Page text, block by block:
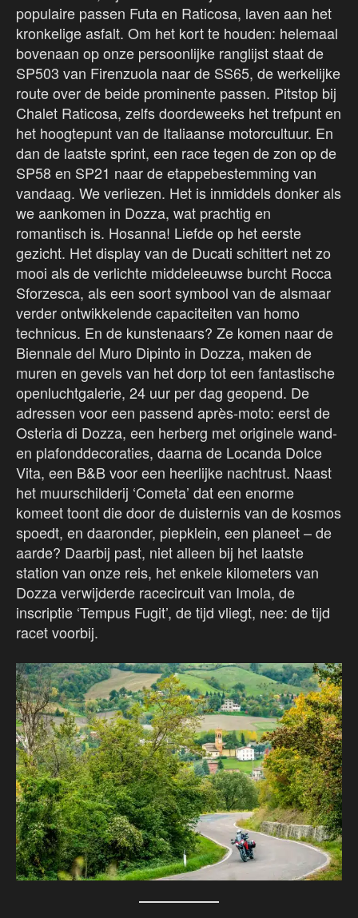
populaire passen Futa en Raticosa, laven aan het
kronkelige asfalt. Om het kort te houden: helemaal
bovenaan op onze persoonlijke ranglijst staat de
SP503 van Firenzuola naar de SS65, de werkelijke
route over de beide prominente passen. Pitstop bij
Chalet Raticosa, zelfs doordeweeks het trefpunt en
het hoogtepunt van de Italiaanse motorcultuur. En
dan de laatste sprint, een race tegen de zon op de
SP58 en SP21 naar de etappebestemming van
vandaag. We verliezen. Het is inmiddels donker als
we aankomen in Dozza, wat prachtig en
romantisch is. Hosanna! Liefde op het eerste
gezicht. Het display van de Ducati schittert net zo
mooi als de verlichte middeleeuwse burcht Rocca
Sforzesca, als een soort symbool van de alsmaar
verder ontwikkelende capaciteiten van homo
technicus. En de kunstenaars? Ze komen naar de
Biennale del Muro Dipinto in Dozza, maken de
muren en gevels van het dorp tot een fantastische
openluchtgalerie, 24 uur per dag geopend. De
adressen voor een passend après-moto: eerst de
Osteria di Dozza, een herberg met originele wand-
en plafonddecoraties, daarna de Locanda Dolce
Vita, een B&B voor een heerlijke nachtrust. Naast
het muurschilderij ‘Cometa’ dat een enorme
komeet toont die door de duisternis van de kosmos
spoedt, en daaronder, piepklein, een planeet – de
aarde? Daarbij past, niet alleen bij het laatste
station van onze reis, het enkele kilometers van
Dozza verwijderde racecircuit van Imola, de
inscriptie ‘Tempus Fugit’, de tijd vliegt, nee: de tijd
racet voorbij.